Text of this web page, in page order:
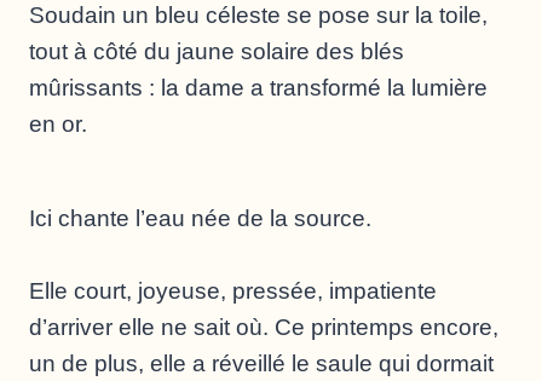
Soudain un bleu céleste se pose sur la toile,
tout à côté du jaune solaire des blés
mûrissants : la dame a transformé la lumière
en or.
Ici chante l’eau née de la source.
Elle court, joyeuse, pressée, impatiente
d’arriver elle ne sait où. Ce printemps encore,
un de plus, elle a réveillé le saule qui dormait